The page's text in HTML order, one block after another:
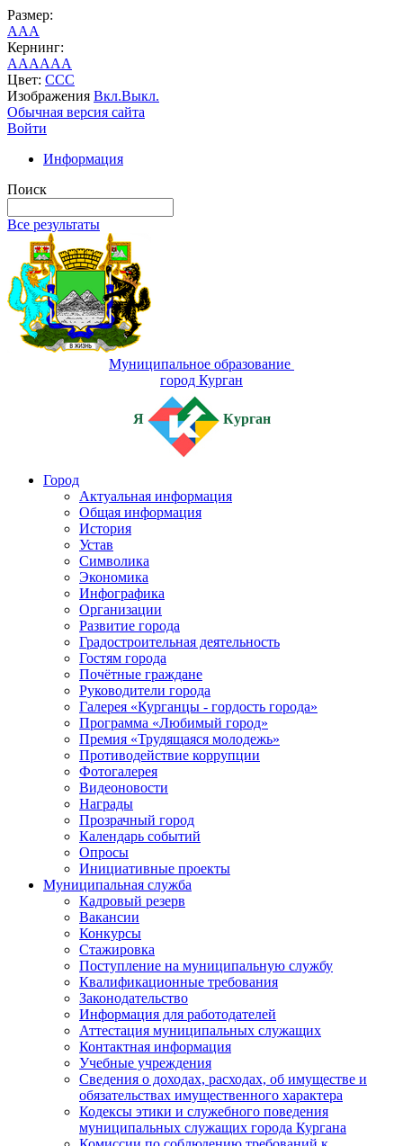
Размер:
AAA
Кернинг:
AAAAAA
Цвет: CCC
Изображения Вкл.Выкл.
Обычная версия сайта
Войти
Информация
Поиск
Все результаты
Муниципальное образование
город Курган
Я Курган
Город
Актуальная информация
Общая информация
История
Устав
Символика
Экономика
Инфографика
Организации
Развитие города
Градостроительная деятельность
Гостям города
Почётные граждане
Руководители города
Галерея «Курганцы - гордость города»
Программа «Любимый город»
Премия «Трудящаяся молодежь»
Противодействие коррупции
Фотогалерея
Видеоновости
Награды
Прозрачный город
Календарь событий
Опросы
Инициативные проекты
Муниципальная служба
Кадровый резерв
Вакансии
Конкурсы
Стажировка
Поступление на муниципальную службу
Квалификационные требования
Законодательство
Информация для работодателей
Аттестация муниципальных служащих
Контактная информация
Учебные учреждения
Сведения о доходах, расходах, об имуществе и
обязательствах имущественного характера
Кодексы этики и служебного поведения
муниципальных служащих города Кургана